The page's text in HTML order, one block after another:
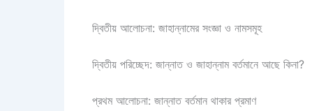
দ্বিতীয় আলোচনা: জাহান্নামের সংজ্ঞা ও নামসমূহ
দ্বিতীয় পরিচ্ছেদ: জান্নাত ও জাহান্নাম বর্তমানে আছে কিনা?
প্রথম আলোচনা: জান্নাত বর্তমান থাকার প্রমাণ